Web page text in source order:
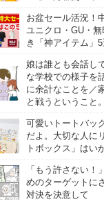
お盆セール活況！
ユニクロ・GU・
き「神アイテム」5
娘は誰とも会話し
な学校での様子を
に余計なことを／
と戦うということ
可愛いトートバッ
だよ。大切な人に
トボックス」はい
「もう許さない！
めのターゲットに
対決を決意して